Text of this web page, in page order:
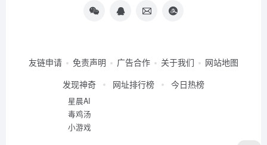
友链申请 免责声明 广告合作 关于我们
网站地图
发现神奇
星晨AI
毒鸡汤
小游戏
网址排行榜 今日热榜